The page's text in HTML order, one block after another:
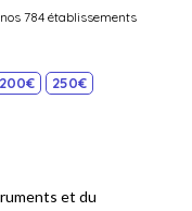
784 établissements
200€ 250€
et du